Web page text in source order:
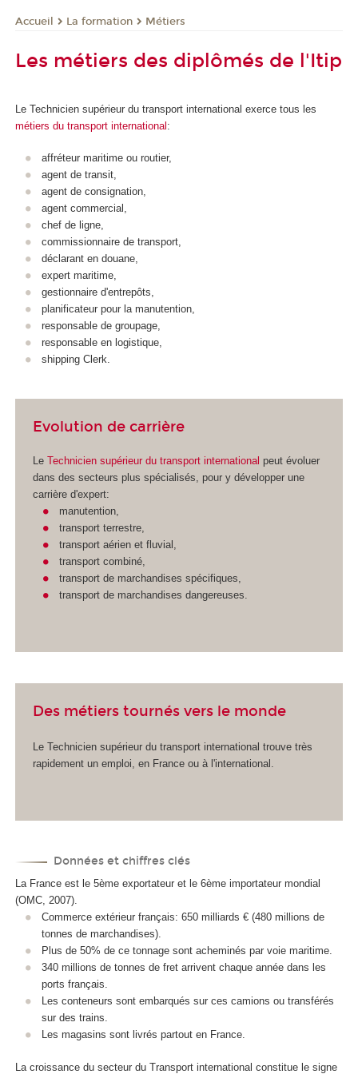
Accueil La formation Métiers
Les métiers des diplômés de l'Itip
Le Technicien supérieur du transport international exerce tous les
métiers du transport international:
affréteur maritime ou routier,
agent de transit,
agent de consignation,
agent commercial,
chef de ligne,
commissionnaire de transport,
déclarant en douane,
expert maritime,
gestionnaire d'entrepôts,
planificateur pour la manutention,
responsable de groupage,
responsable en logistique,
shipping Clerk.
Evolution de carrière
LeTechnicien supérieur du transport international peut évoluer
dans des secteurs plus spécialisés, pour y développer une
carrière d'expert:
manutention,
transport terrestre,
transport aérien et fluvial,
transport combiné,
transport de marchandises spécifiques,
transport de marchandises dangereuses.
Des métiers tournés vers le monde
Le Technicien supérieur du transport international trouve très
rapidement un emploi, en France ou à l'international.
Données et chiffres clés
La France est le 5ème exportateur et le 6ème importateur mondial
(OMC, 2007).
Commerce extérieur français: 650 milliards € (480 millions de
tonnes de marchandises).
Plus de 50% de ce tonnage sont acheminés par voie maritime.
340 millions de tonnes de fret arrivent chaque année dans les
ports français.
Les conteneurs sont embarqués sur ces camions ou transférés
sur des trains.
Les magasins sont livrés partout en France.
La croissance du secteur du Transport international constitue le signe